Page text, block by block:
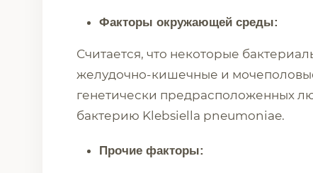
Факторы окружающей среды:
Считается, что некоторые
желудочно-кишечные и
генетически предрасположенных
бактерию Klebsiella pneumoniae.
Прочие факторы: